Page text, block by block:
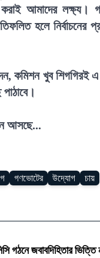
আমাদের লক্ষ্য।
হলে
কমিশন খুব শিগগিরই এ
আসছে...
গণভোটের উদ্যোগ চায়
গঠনে জবাবদিহিতার